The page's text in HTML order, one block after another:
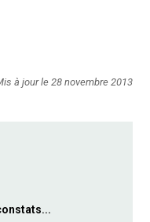
à jour le 28 novembre 2013